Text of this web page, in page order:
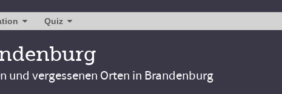
Quiz
und vergessenen Orten in Brandenburg